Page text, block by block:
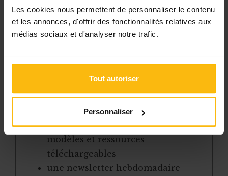
Les cookies nous permettent de personnaliser le contenu
et les annonces, d'offrir des fonctionnalités relatives aux
médias sociaux et d'analyser notre trafic.
Tout autoriser
Personnaliser
bénéficiez de :
l’accès libre à l’ensemble des
contenus du site
des articles, dossiers et conseils
pratiques régulièrement mis à jour
la veille sur les lois, règles et
jurisprudence
une boîte à outils avec des
modèles et ressources
téléchargeables
une newsletter hebdomadaire